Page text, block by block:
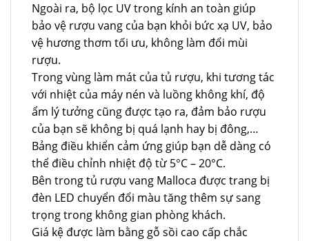
Ngoài ra, bộ lọc UV trong kính an toàn giúp
bảo vệ rượu vang của bạn khỏi bức xạ UV, bảo
vệ hương thơm tối ưu, không làm đổi mùi
rượu.
Trong vùng làm mát của tủ rượu, khi tương tác
với nhiệt của máy nén và luồng không khí, độ
ẩm lý tưởng cũng được tạo ra, đảm bảo rượu
của bạn sẽ không bị quá lạnh hay bị đông,…
Bảng điều khiển cảm ứng giúp bạn dễ dàng có
thể điều chỉnh nhiệt độ từ 5°C – 20°C.
Bên trong tủ rượu vang Malloca được trang bị
đèn LED chuyển đổi màu tăng thêm sự sang
trọng trong không gian phòng khách.
Giá kệ được làm bằng gỗ sồi cao cấp chắc